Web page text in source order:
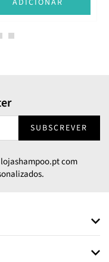
ADICIONAR
SUBSCREVER
com